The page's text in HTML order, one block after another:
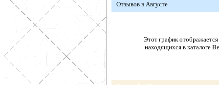
Отзывов в Августе
Этот график отображается
находящихся в каталоге